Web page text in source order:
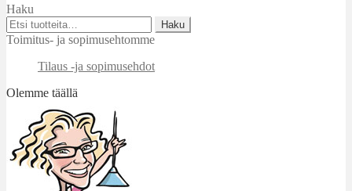
Haku
Etsi:
Haku
Toimitus- ja sopimusehtomme
Tilaus -ja sopimusehdot
Olemme täällä